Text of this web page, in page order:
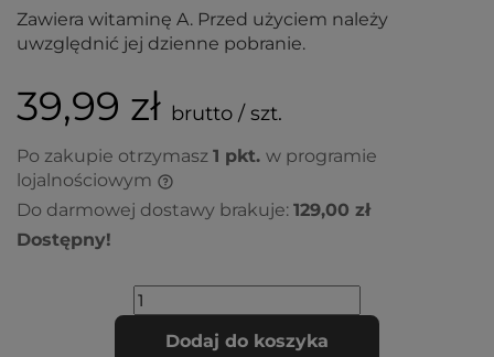
Zawiera witaminę A. Przed użyciem należy
uwzględnić jej dzienne pobranie.
39,99 zł brutto / szt.
Po zakupie otrzymasz 1 pkt. w programie
lojalnościowym
Do darmowej dostawy brakuje: 129,00 zł
Dostępny!
Dodaj do koszyka